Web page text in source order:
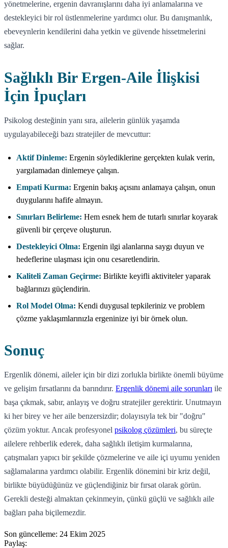
yönetmelerine, ergenin davranışlarını daha iyi anlamalarına ve
destekleyici bir rol üstlenmelerine yardımcı olur. Bu danışmanlık,
ebeveynlerin kendilerini daha yetkin ve güvende hissetmelerini
sağlar.
Sağlıklı Bir Ergen-Aile İlişkisi
İçin İpuçları
Psikolog desteğinin yanı sıra, ailelerin günlük yaşamda
uygulayabileceği bazı stratejiler de mevcuttur:
Aktif Dinleme: Ergenin söylediklerine gerçekten kulak verin,
yargılamadan dinlemeye çalışın.
Empati Kurma: Ergenin bakış açısını anlamaya çalışın, onun
duygularını hafife almayın.
Sınırları Belirleme: Hem esnek hem de tutarlı sınırlar koyarak
güvenli bir çerçeve oluşturun.
Destekleyici Olma: Ergenin ilgi alanlarına saygı duyun ve
hedeflerine ulaşması için onu cesaretlendirin.
Kaliteli Zaman Geçirme: Birlikte keyifli aktiviteler yaparak
bağlarınızı güçlendirin.
Rol Model Olma: Kendi duygusal tepkileriniz ve problem
çözme yaklaşımlarınızla ergeninize iyi bir örnek olun.
Sonuç
Ergenlik dönemi, aileler için bir dizi zorlukla birlikte önemli büyüme
ve gelişim fırsatlarını da barındırır. Ergenlik dönemi aile sorunları ile
başa çıkmak, sabır, anlayış ve doğru stratejiler gerektirir. Unutmayın
ki her birey ve her aile benzersizdir; dolayısıyla tek bir "doğru"
çözüm yoktur. Ancak profesyonel psikolog çözümleri, bu süreçte
ailelere rehberlik ederek, daha sağlıklı iletişim kurmalarına,
çatışmaları yapıcı bir şekilde çözmelerine ve aile içi uyumu yeniden
sağlamalarına yardımcı olabilir. Ergenlik dönemini bir kriz değil,
birlikte büyüdüğünüz ve güçlendiğiniz bir fırsat olarak görün.
Gerekli desteği almaktan çekinmeyin, çünkü güçlü ve sağlıklı aile
bağları paha biçilemezdir.
Son güncelleme: 24 Ekim 2025
Paylaş: